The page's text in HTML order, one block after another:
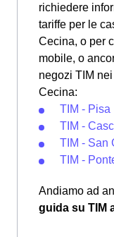
richiedere
tariffe per le
Cecina, o per
mobile, o
negozi TIM
Cecina:
TIM - Pisa
TIM -
TIM - San
TIM -
Andiamo ad
guida su TIM